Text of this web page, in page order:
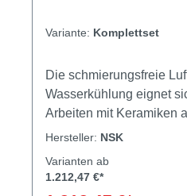
Variante: Komplettset
Die schmierungsfreie
Wasserkühlung eignet
Arbeiten mit Keramiken
Zirkonbasis.320.000 U/
Hersteller: NSK
Varianten ab
1.212,47 €*